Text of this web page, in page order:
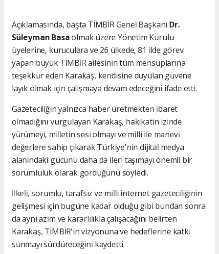
Açıklamasında, başta TİMBİR Genel Başkanı Dr.
Süleyman Basaolmak üzere Yönetim Kurulu
üyelerine, kuruculara ve 26 ülkede, 81 ilde görev
yapan büyük TİMBİR ailesinin tüm mensuplarına
teşekkür eden Karakaş, kendisine duyulan güvene
layık olmak için çalışmaya devam edeceğini ifade etti.
Gazeteciliğin yalnızca haber üretmekten ibaret
olmadığını vurgulayan Karakaş, hakikatin izinde
yürümeyi, milletin sesi olmayı ve milli ile manevi
değerlere sahip çıkarak Türkiye'nin dijital medya
alanındaki gücünü daha da ileri taşımayı önemli bir
sorumluluk olarak gördüğünü söyledi.
İlkeli, sorumlu, tarafsız ve milli internet gazeteciliğinin
gelişmesi için bugüne kadar olduğu gibi bundan sonra
da aynı azim ve kararlılıkla çalışacağını belirten
Karakaş, TİMBİR'in vizyonuna ve hedeflerine katkı
sunmayı sürdüreceğini kaydetti.